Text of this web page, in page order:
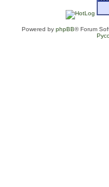
Powered by phpBB® Forum